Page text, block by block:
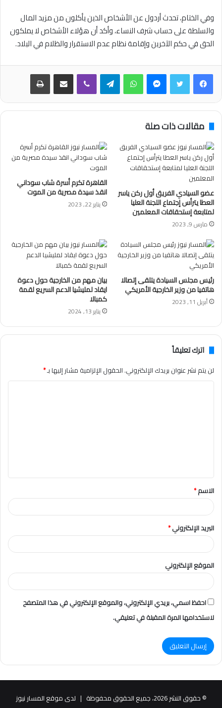
وفي الختام، تحدث أردول عن الأشخاص الذين يأكلون من مزيد المال
والسلطة على حساب شرف النساء، وأكد أن هؤلاء الأشخاص لا يملكون
الحق في حكم الآخرين وإقامة نظام عدم الاستقرار والظلام في البلاد.
فيسبوكتويتر ماسنجر واتساب تيلقرام ڤايبر مشاركة عبر البريد طباعة
مقالات ذات صلة
عضو السيادي الفريق أول ركن ياسر
العطا يترأس إجتماع اللجنة العليا
لمتابعة إستحقاقات المعلمين
مارس 9, 2023
القاهرة تكرم أسرة شاب سوداني
انقذ سيدة مصرية من الموت
يناير 22, 2023
رئيس مجلس السيادة يتلقى إتصالا
هاتفيا من وزير الخارجية الأمريكي
أبريل 11, 2023
بيان مهم من الخارجية حول دعوة
ايقاد لمليشيا الدعم السريع لقمة
كمبالا
يناير 13, 2024
اترك تعليقاً
لن يتم نشر عنوان بريدك الإلكتروني.الحقول الإلزامية مشار إليها بـ*
ق
*
الاسم*
البريد الإلكتروني*
الموقع الإلكتروني
احفظ اسمي، بريدي الإلكتروني، والموقع الإلكتروني في هذا المتصفح
لاستخدامها المرة المقبلة في تعليقي.
© حقوق النشر 2026، جميع الحقوق محفوظة | لدى موقع المسار نيوز